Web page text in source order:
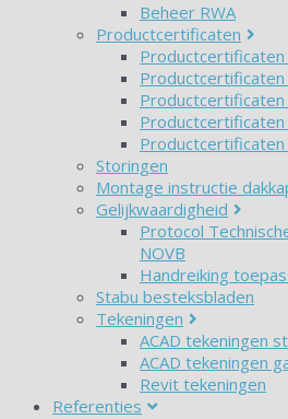
Beheer RWA
Productcertificaten
Productcertificaten
Productcertificaten
Storingen
Montage instructie
Gelijkwaardigheid
Protocol
NOVB
Handreiking
Stabu besteksbladen
Tekeningen
ACAD tekeningen
ACAD tekeningen
Revit tekeningen
Referenties